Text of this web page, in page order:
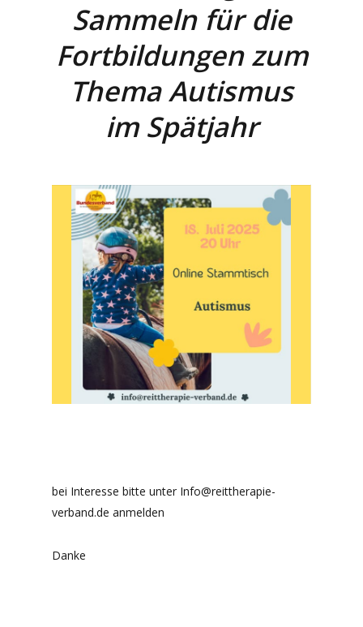
Sammeln für die
Fortbildungen zum
Thema Autismus
im Spätjahr
bei Interesse bitte unter Info@reittherapie-
verband.de anmelden
Danke